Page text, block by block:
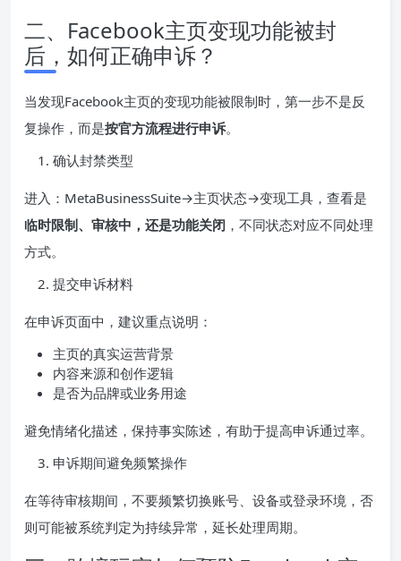
二、Facebook主页变现功能被封
后，如何正确申诉？
当发现Facebook主页的变现功能被限制时，第一步不是反
复操作，而是按官方流程进行申诉。
确认封禁类型
进入：MetaBusinessSuite→主页状态→变现工具，查看是
临时限制、审核中，还是功能关闭 ，不同状态对应不同处理
方式。
提交申诉材料
在申诉页面中，建议重点说明：
主页的真实运营背景
内容来源和创作逻辑
是否为品牌或业务用途
避免情绪化描述，保持事实陈述，有助于提高申诉通过率。
申诉期间避免频繁操作
在等待审核期间，不要频繁切换账号、设备或登录环境，否
则可能被系统判定为持续异常，延长处理周期。